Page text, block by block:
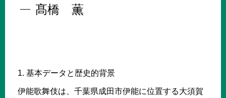
髙橋 薫
1. 基本データと歴史的背景
伊能歌舞伎は、千葉県成田市伊能に位置する大須賀